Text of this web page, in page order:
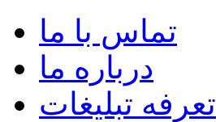
تماس با ما
درباره ما
تعرفه تبلیغات